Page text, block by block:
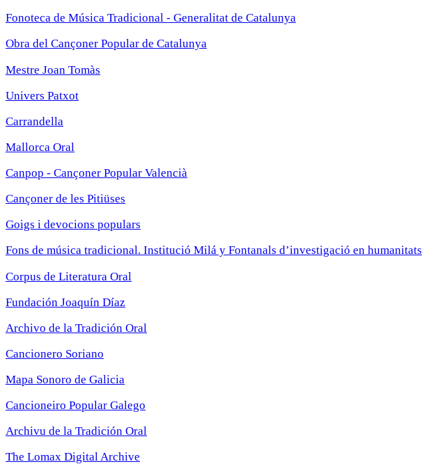
Fonoteca de Música Tradicional - Generalitat de Catalunya
Obra del Cançoner Popular de Catalunya
Mestre Joan Tomàs
Univers Patxot
Carrandella
Mallorca Oral
Canpop - Cançoner Popular Valencià
Cançoner de les Pitiüses
Goigs i devocions populars
Fons de música tradicional. Institució Milá y Fontanals d’investigació en humanitats
Corpus de Literatura Oral
Fundación Joaquín Díaz
Archivo de la Tradición Oral
Cancionero Soriano
Mapa Sonoro de Galicia
Cancioneiro Popular Galego
Archivu de la Tradición Oral
The Lomax Digital Archive